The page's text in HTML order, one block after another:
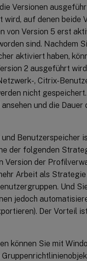
Versionen
auf denen beide
von Version 5 erst
sind. Nachdem
aktiviert haben,
2 ausgeführt
, Citrix-
nicht
und die Dauer
Benutzerspeicher
der folgenden
Version der
Arbeit als
Und
jedoch
Der Vorteil
können Sie mit